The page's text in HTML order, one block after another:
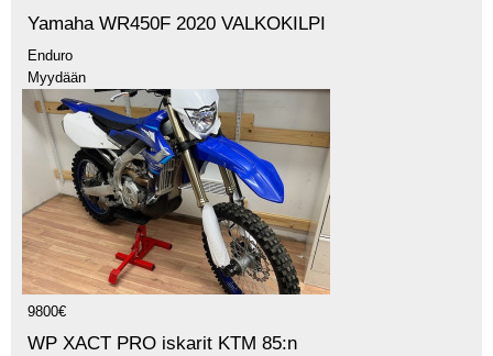
Yamaha WR450F 2020 VALKOKILPI
Enduro
Myydään
9800€
WP XACT PRO iskarit KTM 85:n